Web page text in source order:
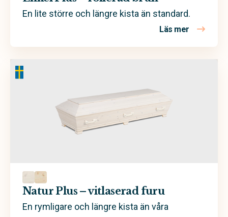
En lite större och längre kista än standard.
Läs mer om Enkel
Natur Plus – vitlaserad furu
En rymligare och längre kista än våra